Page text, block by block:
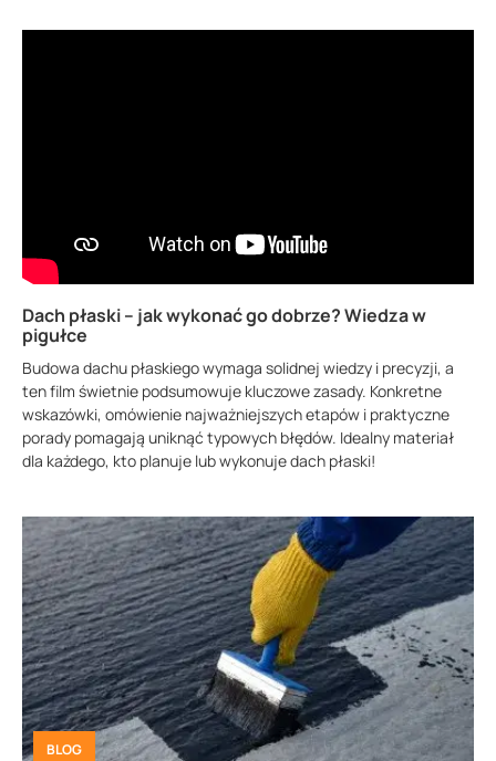
Dach płaski – jak wykonać go dobrze? Wiedza w
pigułce
Budowa dachu płaskiego wymaga solidnej wiedzy i precyzji, a
ten film świetnie podsumowuje kluczowe zasady. Konkretne
wskazówki, omówienie najważniejszych etapów i praktyczne
porady pomagają uniknąć typowych błędów. Idealny materiał
dla każdego, kto planuje lub wykonuje dach płaski!
BLOG